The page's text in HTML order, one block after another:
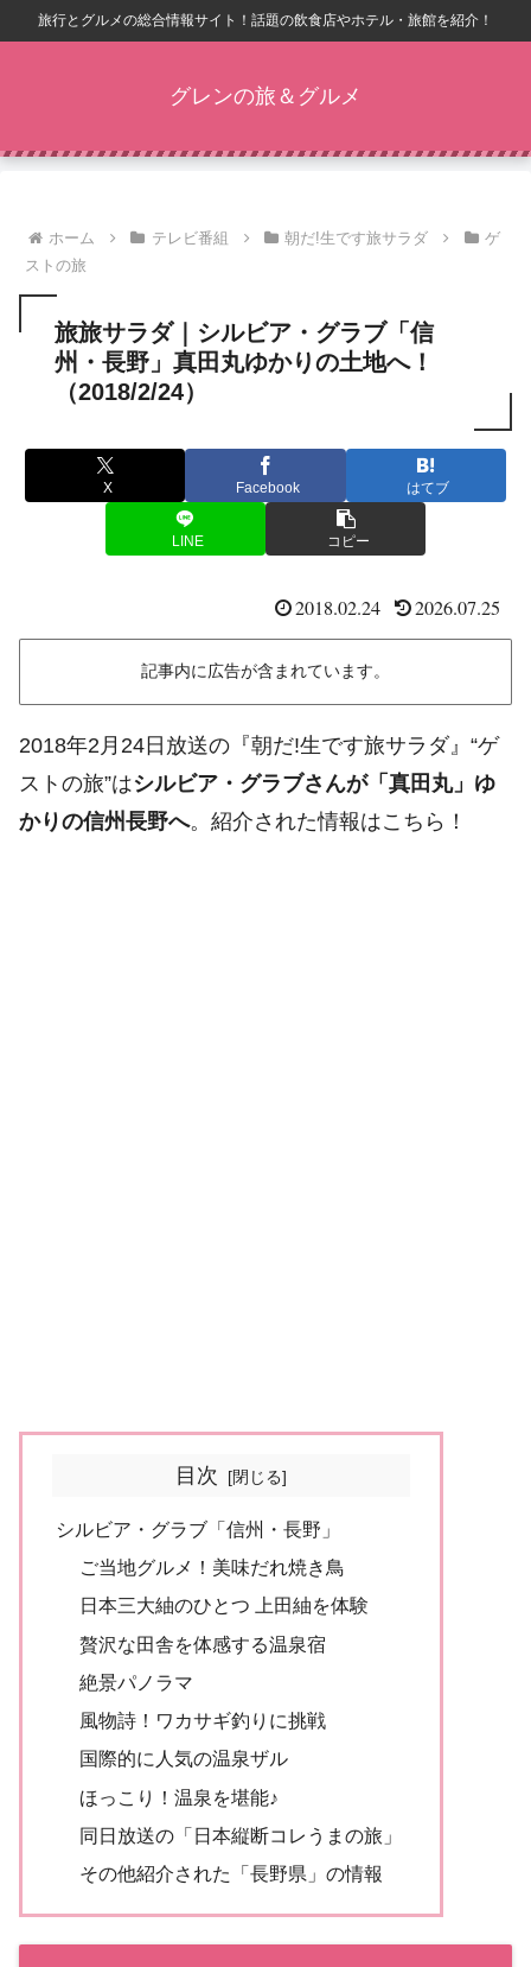
旅行とグルメの総合情報サイト！話題の飲食店やホテル・旅館を紹介！
グレンの旅＆グルメ
ホーム テレビ番組 朝だ!生です旅サラダ
ゲ
ストの旅
旅旅サラダ｜シルビア・グラブ「信
州・長野」真田丸ゆかりの土地へ！
（2018/2/24）
X Facebook はてブ
LINE コピー
2018.02.24 2026.07.25
記事内に広告が含まれています。
2018年2月24日放送の『朝だ!生です旅サラダ』“ゲ
ストの旅”はシルビア・グラブさんが「真田丸」ゆ
かりの信州長野へ。紹介された情報はこちら！
目次
シルビア・グラブ「信州・長野」
ご当地グルメ！美味だれ焼き鳥
日本三大紬のひとつ 上田紬を体験
贅沢な田舎を体感する温泉宿
絶景パノラマ
風物詩！ワカサギ釣りに挑戦
国際的に人気の温泉ザル
ほっこり！温泉を堪能♪
同日放送の「日本縦断コレうまの旅」
その他紹介された「長野県」の情報